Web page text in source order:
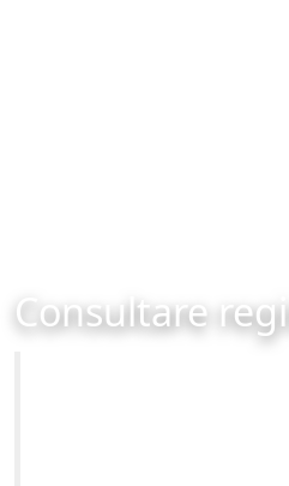
Consultare